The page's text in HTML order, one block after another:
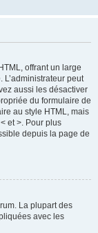
offrant un large
L’administrateur peut
aussi les désactiver
du formulaire de
au style HTML, mais
et >. Pour plus
depuis la page de
La plupart des
avec les